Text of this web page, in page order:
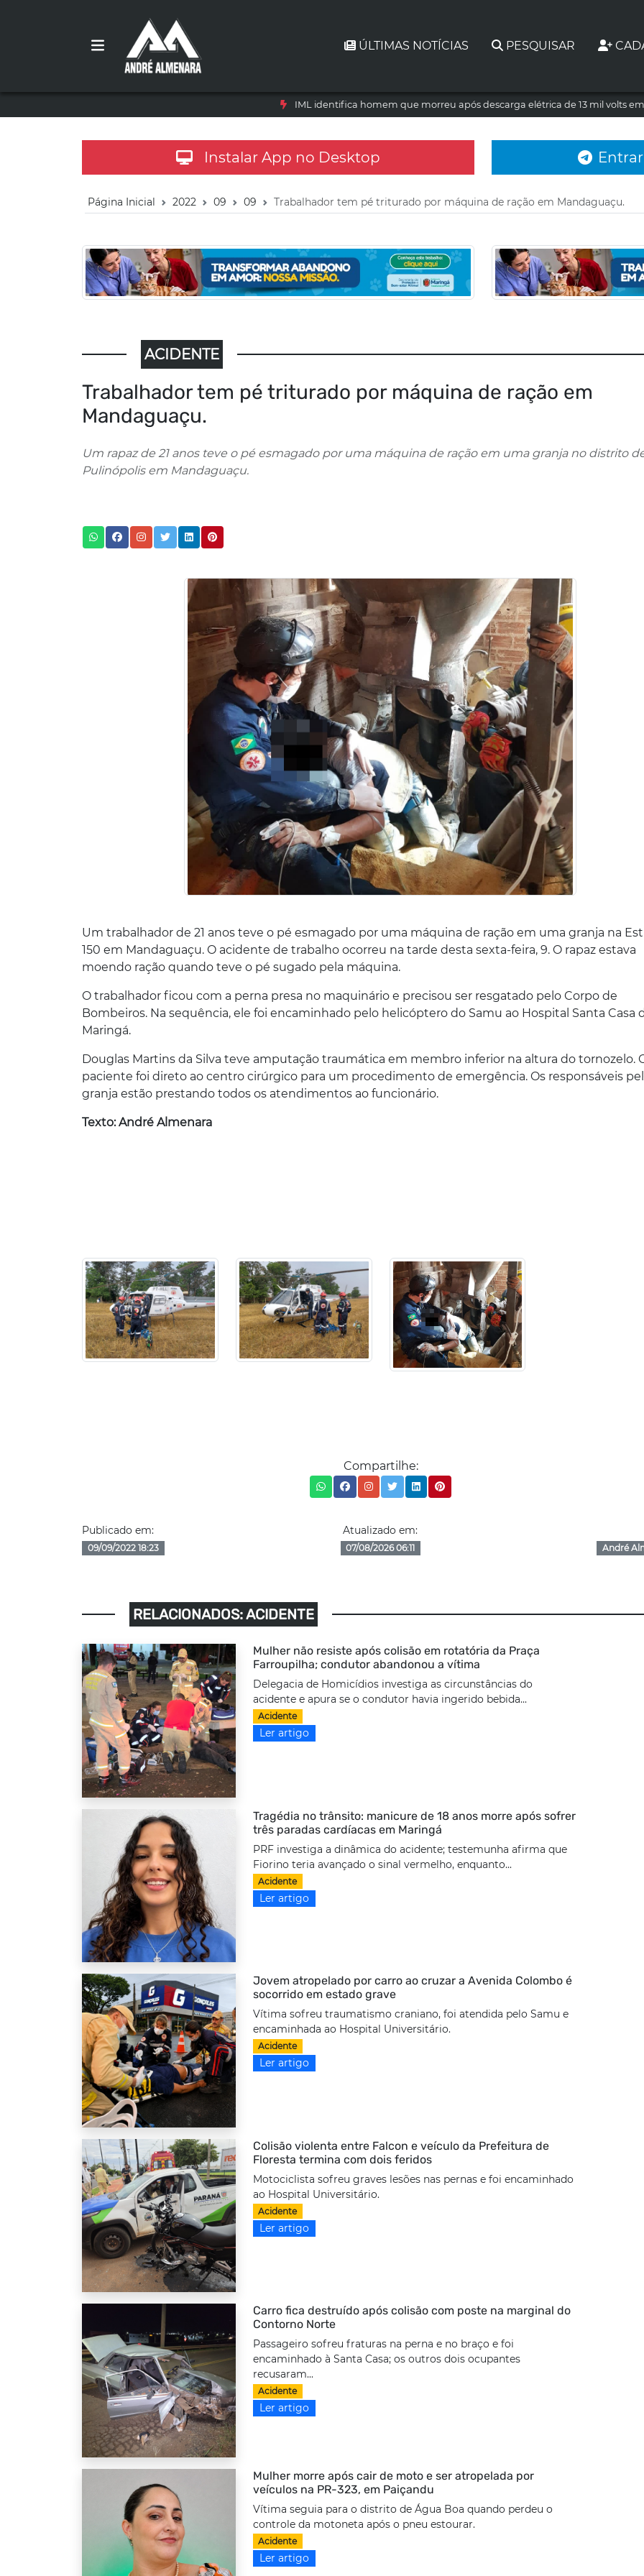
ÚLTIMAS NOTÍCIAS PESQUISAR
IML identifica homem que morreu após descarga elétrica de 13 mil volts
Instalar App no Desktop
Página Inicial 2022 09 09 Trabalhador tem pé triturado por máquina de ração em Mandaguaçu.
ACIDENTE
Trabalhador tem pé triturado por máquina de ração em
Mandaguaçu.
Um rapaz de 21 anos teve o pé esmagado por uma máquina de ração em uma granja no distrito
Pulinópolis em Mandaguaçu.
Um trabalhador de 21 anos teve o pé esmagado por uma máquina de ração em uma granja na
150 em Mandaguaçu. O acidente de trabalho ocorreu na tarde desta sexta-feira, 9. O rapaz estava
moendo ração quando teve o pé sugado pela máquina.
O trabalhador ficou com a perna presa no maquinário e precisou ser resgatado pelo Corpo de
Bombeiros. Na sequência, ele foi encaminhado pelo helicóptero do Samu ao Hospital Santa Casa
Maringá.
Douglas Martins da Silva teve amputação traumática em membro inferior na altura do tornozelo.
paciente foi direto ao centro cirúrgico para um procedimento de emergência. Os responsáveis
granja estão prestando todos os atendimentos ao funcionário.
Texto: André Almenara
Compartilhe:
Publicado em:
09/09/2022 18:23
Atualizado em:
07/08/2026 06:11 André
RELACIONADOS: ACIDENTE
Mulher não resiste após colisão em rotatória da Praça
Farroupilha; condutor abandonou a vítima
Delegacia de Homicídios investiga as circunstâncias do
acidente e apura se o condutor havia ingerido bebida...
Acidente
Ler artigo
Tragédia no trânsito: manicure de 18 anos morre após sofrer
três paradas cardíacas em Maringá
PRF investiga a dinâmica do acidente; testemunha afirma que
Fiorino teria avançado o sinal vermelho, enquanto...
Acidente
Ler artigo
Jovem atropelado por carro ao cruzar a Avenida Colombo é
socorrido em estado grave
Vítima sofreu traumatismo craniano, foi atendida pelo Samu e
encaminhada ao Hospital Universitário.
Acidente
Ler artigo
Colisão violenta entre Falcon e veículo da Prefeitura de
Floresta termina com dois feridos
Motociclista sofreu graves lesões nas pernas e foi encaminhado
ao Hospital Universitário.
Acidente
Ler artigo
Carro fica destruído após colisão com poste na marginal do
Contorno Norte
Passageiro sofreu fraturas na perna e no braço e foi
encaminhado à Santa Casa; os outros dois ocupantes
recusaram...
Acidente
Ler artigo
Mulher morre após cair de moto e ser atropelada por
veículos na PR-323, em Paiçandu
Vítima seguia para o distrito de Água Boa quando perdeu o
controle da motoneta após o pneu estourar.
Acidente
Ler artigo